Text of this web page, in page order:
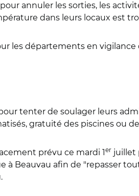
annuler les sorties, les
dans leurs locaux est
les départements en vigilance
tenter de soulager leurs
gratuité des piscines ou
prévu ce mardi 1er juillet
à Beauvau afin de "repasser